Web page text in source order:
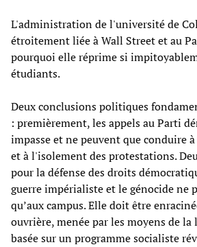
L'administration de l'université de
étroitement liée à Wall Street et au
pourquoi elle réprime si
étudiants.
Deux conclusions politiques
: premièrement, les appels au Parti
impasse et ne peuvent que conduire
et à l'isolement des protestations.
pour la défense des droits
guerre impérialiste et le génocide ne
qu’aux campus. Elle doit être
ouvrière, menée par les moyens de la
basée sur un programme socialiste